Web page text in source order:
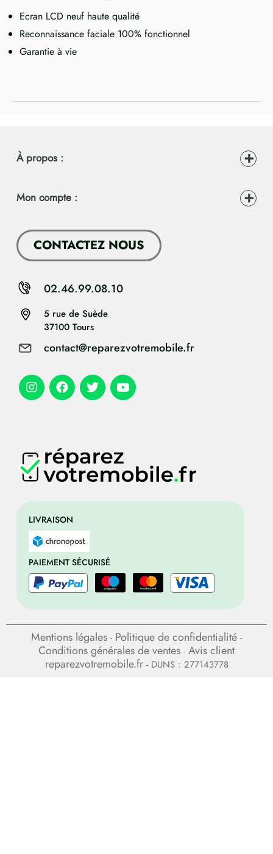
Ecran LCD neuf haute qualité
Reconnaissance faciale 100% fonctionnel
Garantie à vie
LIVRAISON
PAIEMENT SÉCURISÉ
À propos :
Mon compte :
CONTACTEZ NOUS
5 rue de Suède
37100 Tours
contact@reparezvotremobile.fr
02.46.99.08.10
Mentions légales - Politique de confidentialité -
Conditions générales de ventes - Avis client
reparezvotremobile.fr- DUNS : 277143778